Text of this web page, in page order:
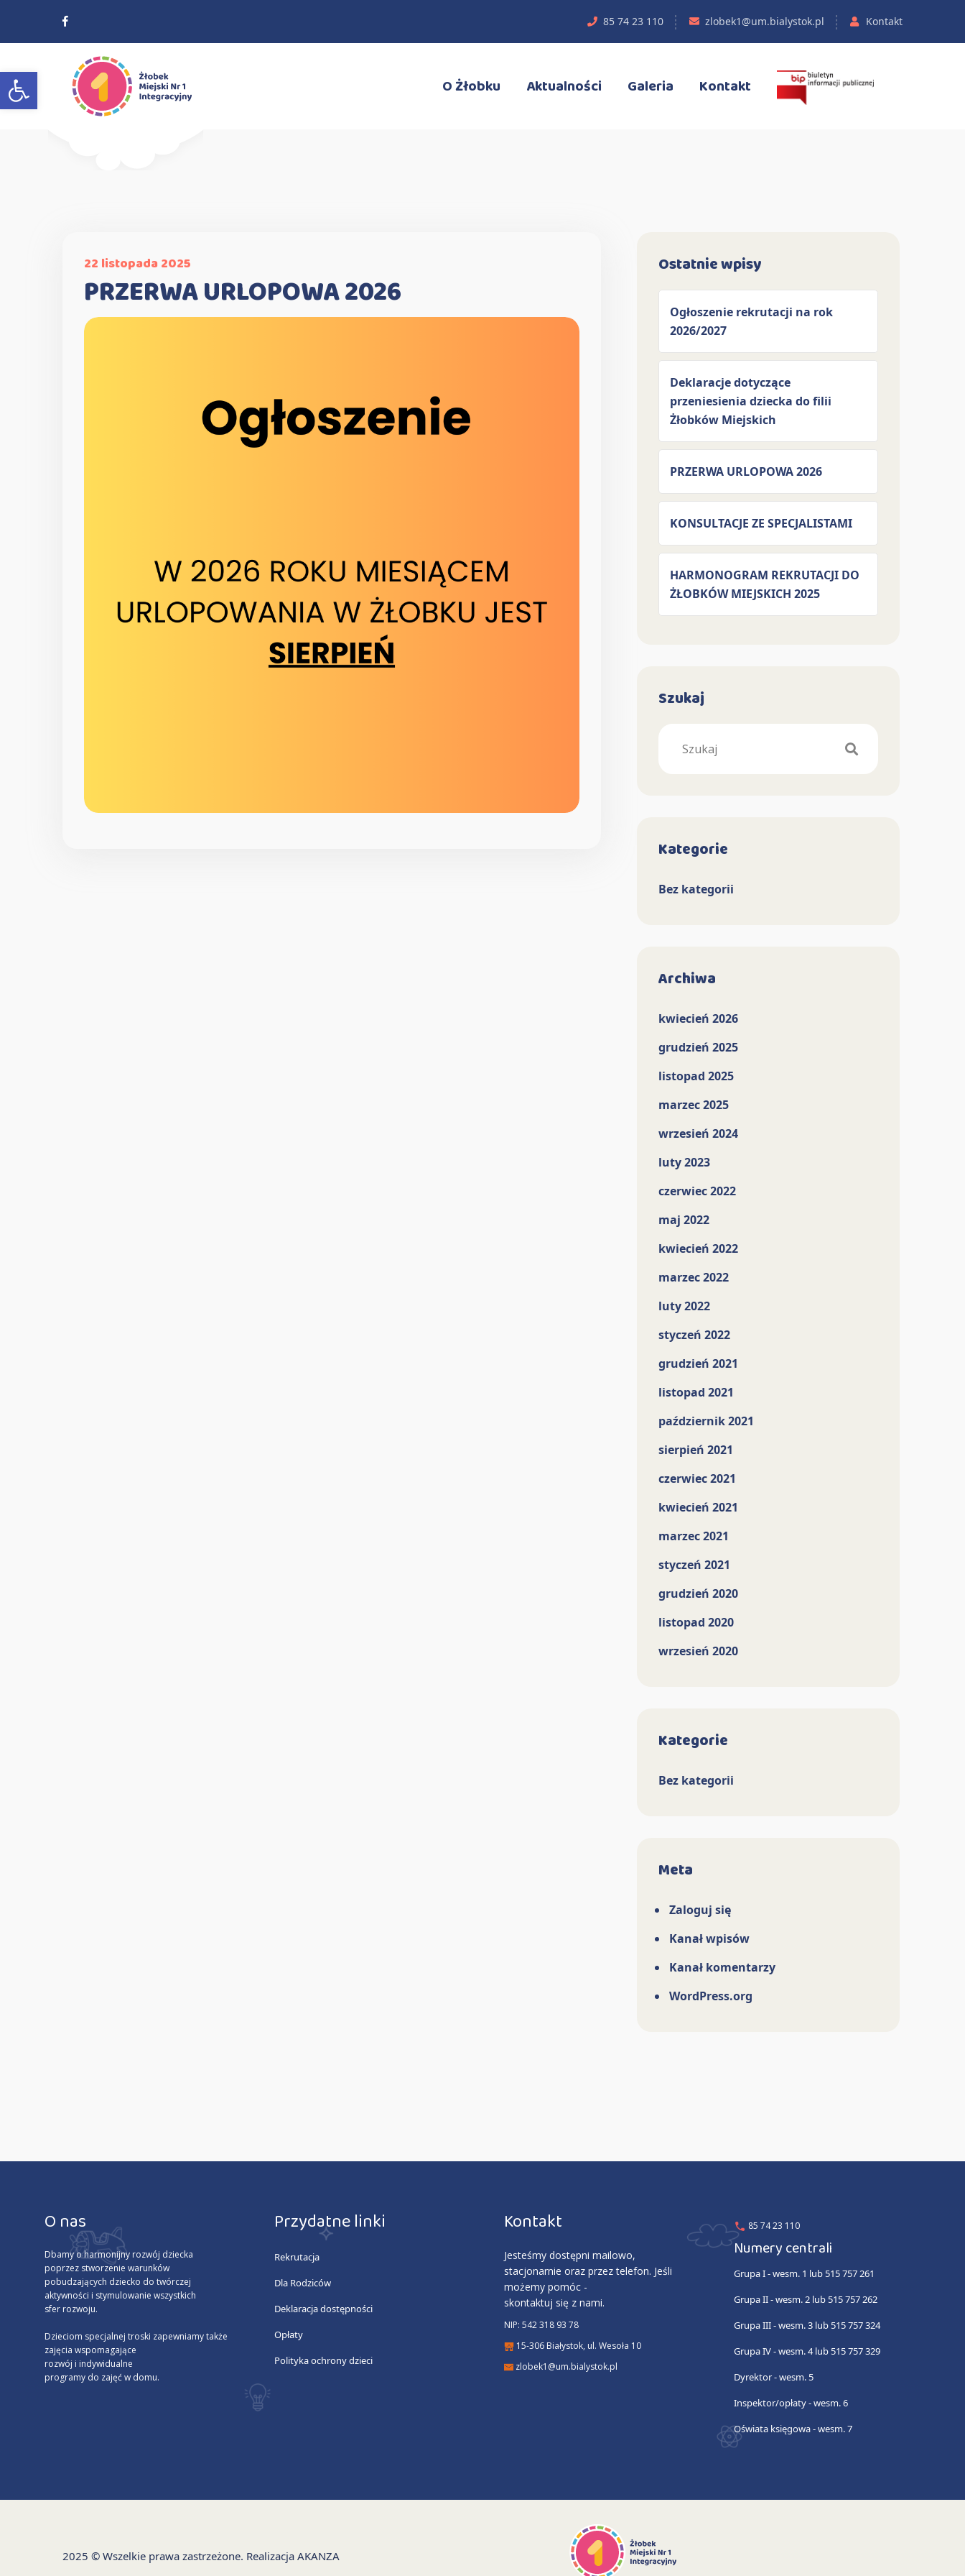
Otwórz pasek narzędzi
85 74 23 110 zlobek1@um.bialystok.pl Kontakt
O Żłobku Aktualności Galeria Kontakt
22 listopada 2025
PRZERWA URLOPOWA 2026
Ostatnie wpisy
Ogłoszenie rekrutacji na rok
2026/2027
Deklaracje dotyczące
przeniesienia dziecka do filii
Żłobków Miejskich
PRZERWA URLOPOWA 2026
KONSULTACJE ZE SPECJALISTAMI
HARMONOGRAM REKRUTACJI DO
ŻŁOBKÓW MIEJSKICH 2025
Szukaj
Kategorie
Bez kategorii
Archiwa
kwiecień 2026
grudzień 2025
listopad 2025
marzec 2025
wrzesień 2024
luty 2023
czerwiec 2022
maj 2022
kwiecień 2022
marzec 2022
luty 2022
styczeń 2022
grudzień 2021
listopad 2021
październik 2021
sierpień 2021
czerwiec 2021
kwiecień 2021
marzec 2021
styczeń 2021
grudzień 2020
listopad 2020
wrzesień 2020
Kategorie
Bez kategorii
Meta
Zaloguj się
Kanał wpisów
Kanał komentarzy
WordPress.org
O nas
Dbamy o harmonijny rozwój dziecka
poprzez stworzenie warunków
pobudzających dziecko do twórczej
aktywności i stymulowanie wszystkich
sfer rozwoju.
Dzieciom specjalnej troski zapewniamy także
zajęcia wspomagające
rozwój i indywidualne
programy do zajęć w domu.
Przydatne linki
Rekrutacja
Dla Rodziców
Deklaracja dostępności
Opłaty
Polityka ochrony dzieci
Kontakt
Jesteśmy dostępni mailowo,
stacjonarnie oraz przez telefon. Jeśli
możemy pomóc -
skontaktuj się z nami.
NIP: 542 318 93 78
15-306 Białystok, ul. Wesoła 10
zlobek1@um.bialystok.pl
85 74 23 110
Numery centrali
Grupa I - wesm. 1 lub 515 757 261
Grupa II - wesm. 2 lub 515 757 262
Grupa III - wesm. 3 lub 515 757 324
Grupa IV - wesm. 4 lub 515 757 329
Dyrektor - wesm. 5
Inspektor/opłaty - wesm. 6
Oświata księgowa - wesm. 7
2025 © Wszelkie prawa zastrzeżone. Realizacja AKANZA